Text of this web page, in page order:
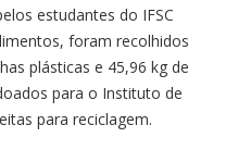
estudantes do IFSC
foram recolhidos
plásticas e 45,96 kg de
para o Instituto de
para reciclagem.